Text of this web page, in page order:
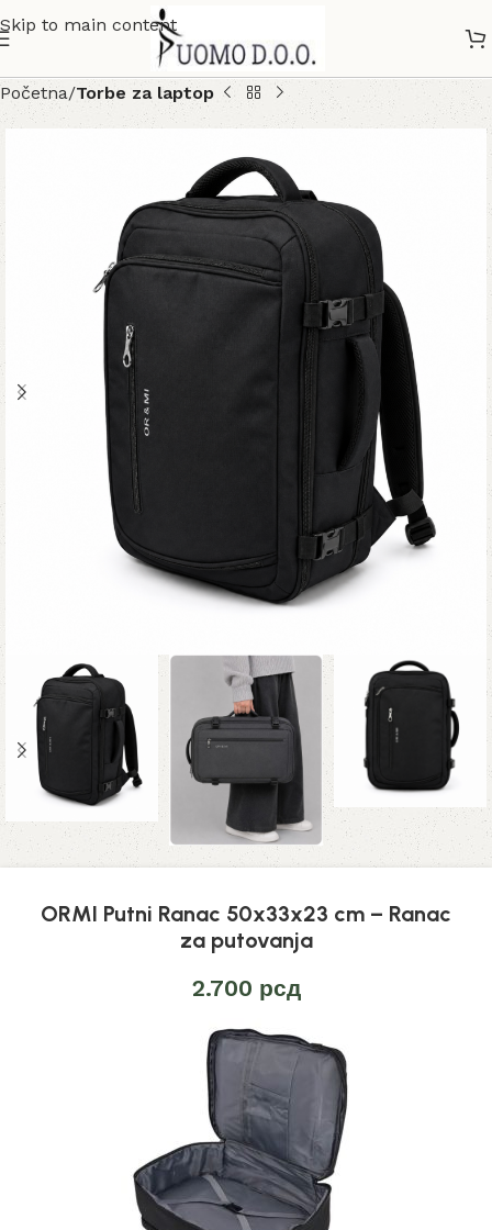
Skip to main content
Početna Torbe za laptop
ORMI Putni Ranac 50x33x23 cm – Ranac
za putovanja
2.700 рсд